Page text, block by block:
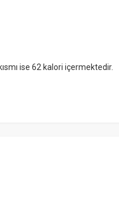
ise 62 kalori içermektedir.